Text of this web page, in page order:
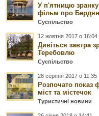
У п'ятницю
фільм про
Суспільство
12 жовтня 2017 о 16:04
Дивіться завтра
Теребовлю
Суспільство
28 серпня 2017 о 11:35
Розпочато показ
міст та містечок
Туристичні новини